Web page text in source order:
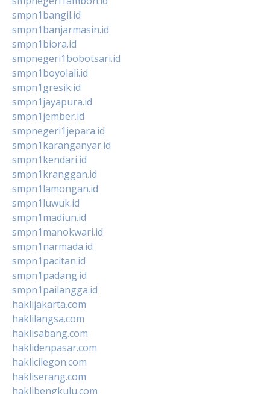
smpn1bangil.id
smpn1banjarmasin.id
smpn1biora.id
smpnegeri1bobotsari.id
smpn1boyolali.id
smpn1gresik.id
smpn1jayapura.id
smpn1jember.id
smpnegeri1jepara.id
smpn1karanganyar.id
smpn1kendari.id
smpn1kranggan.id
smpn1lamongan.id
smpn1luwuk.id
smpn1madiun.id
smpn1manokwari.id
smpn1narmada.id
smpn1pacitan.id
smpn1padang.id
smpn1pailangga.id
haklijakarta.com
haklilangsa.com
haklisabang.com
haklidenpasar.com
haklicilegon.com
hakliserang.com
haklibengkulu.com